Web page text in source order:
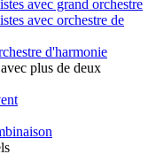
avec grand orchestre
avec orchestre de
d'harmonie
plus de deux